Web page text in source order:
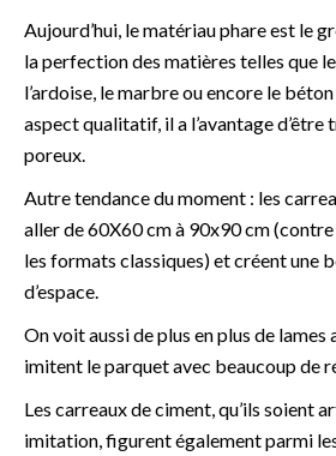
Aujourd’hui, le matériau phare est le
la perfection des matières telles que
l’ardoise, le marbre ou encore le
aspect qualitatif, il a l’avantage d’être
poreux.
Autre tendance du moment : les
aller de 60X60 cm à 90x90 cm
les formats classiques) et créent une
d’espace.
On voit aussi de plus en plus de
imitent le parquet avec beaucoup de
Les carreaux de ciment, qu’ils soient
imitation, figurent également parmi